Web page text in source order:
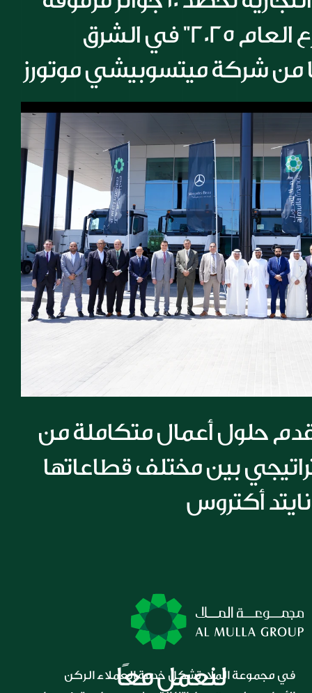
من شركة ميتسوبيشي موتورز
لنعمل معًا